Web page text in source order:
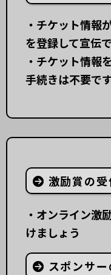
・チケット情報
を登録して宣伝
・チケット情報
手続きは不要で
激励賞
・オンライン激
けましょう
スポン